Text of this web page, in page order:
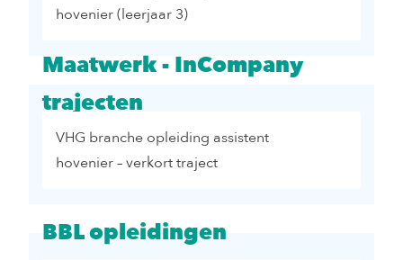
hovenier (leerjaar 3)
Maatwerk - InCompany
trajecten
VHG branche opleiding assistent
hovenier – verkort traject
BBL opleidingen